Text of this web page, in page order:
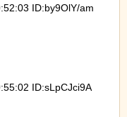
ID:by9OlY/am
ID:sLpCJci9A